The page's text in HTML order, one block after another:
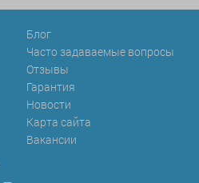
Блог
Часто задаваемые вопросы
Отзывы
Гарантия
Новости
Карта сайта
Вакансии